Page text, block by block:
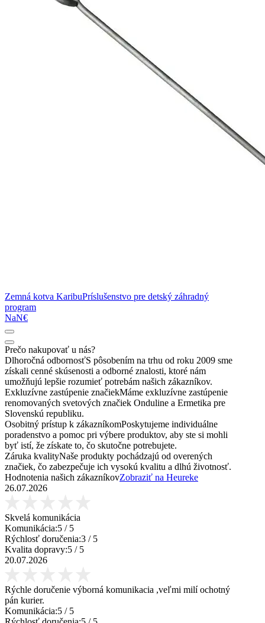
Zemná kotva KaribuPríslušenstvo pre detský záhradný
program
NaN€
Prečo nakupovať u nás?
Dlhoročná odbornosťS pôsobením na trhu od roku 2009 sme
získali cenné skúsenosti a odborné znalosti, ktoré nám
umožňujú lepšie rozumieť potrebám našich zákazníkov.
Exkluzívne zastúpenie značiekMáme exkluzívne zastúpenie
renomovaných svetových značiek Onduline a Ermetika pre
Slovenskú republiku.
Osobitný prístup k zákazníkomPoskytujeme individuálne
poradenstvo a pomoc pri výbere produktov, aby ste si mohli
byť istí, že získate to, čo skutočne potrebujete.
Záruka kvalityNaše produkty pochádzajú od overených
značiek, čo zabezpečuje ich vysokú kvalitu a dlhú životnosť.
Hodnotenia našich zákazníkovZobraziť na Heureke
26.07.2026
Skvelá komunikácia
Komunikácia:5 / 5
Rýchlosť doručenia:3 / 5
Kvalita dopravy:5 / 5
20.07.2026
Rýchle doručenie výborná komunikacia ,veľmi milí ochotný
pán kurier.
Komunikácia:5 / 5